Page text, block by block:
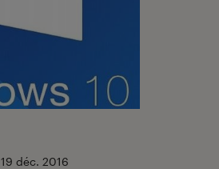
19 déc. 2016